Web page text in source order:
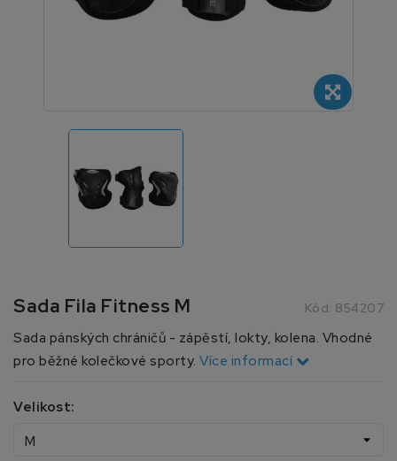
Sada Fila Fitness M Kód: 854207
Sada pánských chráničů - zápěstí, lokty, kolena. Vhodné
pro běžné kolečkové sporty. Více informací
Velikost: